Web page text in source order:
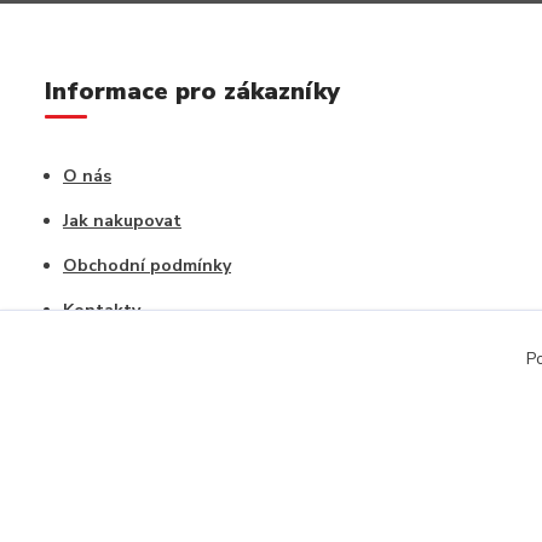
Informace pro zákazníky
O nás
Jak nakupovat
Obchodní podmínky
Kontakty